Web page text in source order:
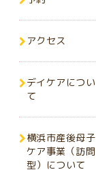
アクセス
デイケアについ
て
横浜市産後母子
ケア事業（訪問
型）について